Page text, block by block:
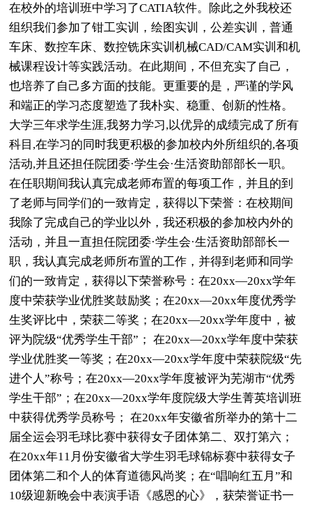
在校外的培训班中学习了CATIA软件。除此之外我校还
组织我们参加了钳工实训，绘图实训，公差实训，普通
车床、数控车床、数控铣床实训机械CAD/CAM实训和机
械课程设计等实践活动。在此期间，不但充实了自己，
也培养了自己多方面的技能。更重要的是，严谨的学风
和端正的学习态度塑造了我朴实、稳重、创新的性格。
大学三年求学生涯,我努力学习,以优异的成绩完成了所有
科目,在学习的同时我更积极的参加校内外所组织的,各项
活动,并且还担任院团委·学生会·生活资助部部长一职。
在任职期间我认真完成老师布置的每项工作，并且的到
了老师与同学们的一致肯定，获得以下荣誉：在校期间
我除了完成自己的学业以外，我还积极的参加校内外的
活动，并且一直担任院团委·学生会·生活资助部部长一
职，我认真完成老师所布置的工作，并得到老师和同学
们的一致肯定，获得以下荣誉称号：在20xx—20xx学年
度中荣获学业优胜奖鼓励奖；在20xx—20xx年度优秀学
生奖评比中，荣获二等奖；在20xx—20xx学年度中，被
评为院级“优秀学生干部”； 在20xx—20xx学年度中荣获
学业优胜奖一等奖；在20xx—20xx学年度中荣获院级“先
进个人”称号；在20xx—20xx学年度被评为芜湖市“优秀
学生干部”；在20xx—20xx学年度院级大学生菁英培训班
中获得优秀学员称号； 在20xx年安徽省所举办的第十二
届全运会羽毛球比赛中获得女子团体第二、双打第六；
在20xx年11月份安徽省大学生羽毛球锦标赛中获得女子
团体第二和个人的体育道德风尚奖；在“唱响红五月”和
10级迎新晚会中表演手语《感恩的心》，获荣誉证书一